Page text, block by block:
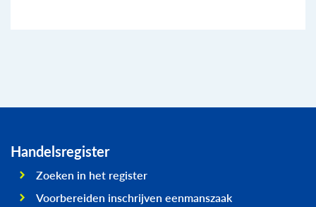
Handelsregister
Zoeken in het register
Voorbereiden inschrijven eenmanszaak